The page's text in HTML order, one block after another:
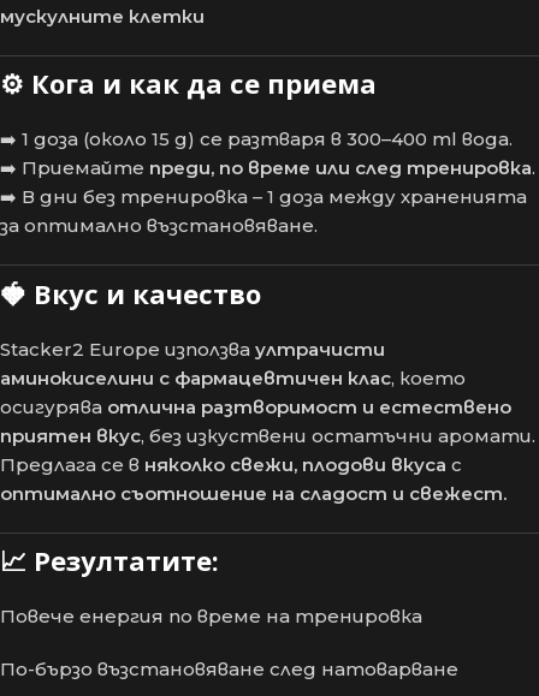
мускулните клетки
⚙️ Кога и как да се приема
➡️ 1 доза (около 15 g) се разтваря в 300–400 ml вода.
➡️ Приемайте преди, по време или след тренировка.
➡️ В дни без тренировка – 1 доза между храненията
за оптимално възстановяване.
🍓 Вкус и качество
Stacker2 Europe използва ултрачисти
аминокиселини с фармацевтичен клас, което
осигурява отлична разтворимост и естествено
приятен вкус, без изкуствени остатъчни аромати.
Предлага се в няколко свежи, плодови вкуса с
оптимално съотношение на сладост и свежест.
📈 Резултатите:
Повече енергия по време на тренировка
По-бързо възстановяване след натоварване